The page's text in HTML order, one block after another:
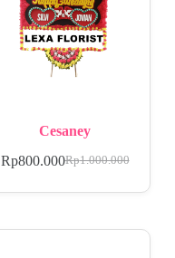
Cesaney
Rp1.000.000
Rp800.000